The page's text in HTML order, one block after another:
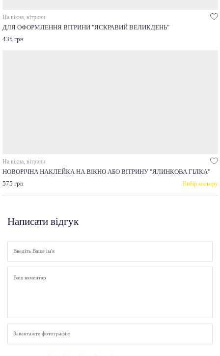
На вікна, вітрини
ДЛЯ ОФОРМЛЕННЯ ВІТРИНИ "ЯСКРАВИЙ ВЕЛИКДЕНЬ"
435 грн
На вікна, вітрини
НОВОРІЧНА НАКЛЕЙКА НА ВІКНО АБО ВІТРИНУ "ЯЛИНКОВА ГІЛКА"
575 грн
Вибір кольору
Написати відгук
Завантажте фотографію